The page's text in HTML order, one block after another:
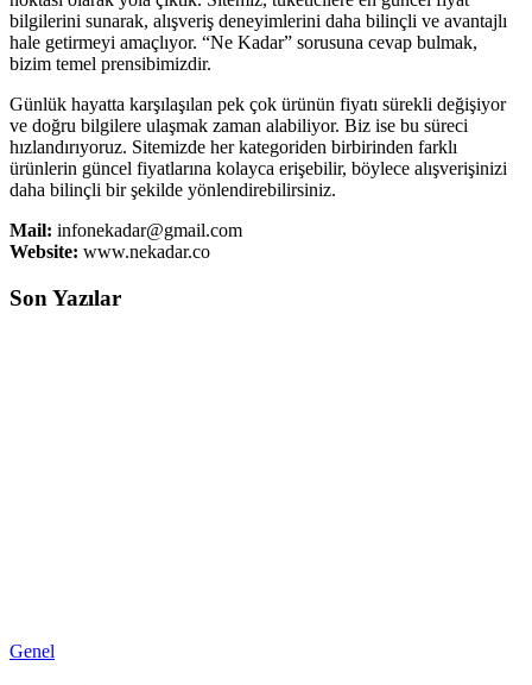
bilgilerini sunarak, alışveriş deneyimlerini daha bilinçli ve avantajlı
hale getirmeyi amaçlıyor. “Ne Kadar” sorusuna cevap bulmak,
bizim temel prensibimizdir.
Günlük hayatta karşılaşılan pek çok ürünün fiyatı sürekli değişiyor
ve doğru bilgilere ulaşmak zaman alabiliyor. Biz ise bu süreci
hızlandırıyoruz. Sitemizde her kategoriden birbirinden farklı
ürünlerin güncel fiyatlarına kolayca erişebilir, böylece alışverişinizi
daha bilinçli bir şekilde yönlendirebilirsiniz.
Mail: infonekadar@gmail.com
Website: www.nekadar.co
Son Yazılar
Genel